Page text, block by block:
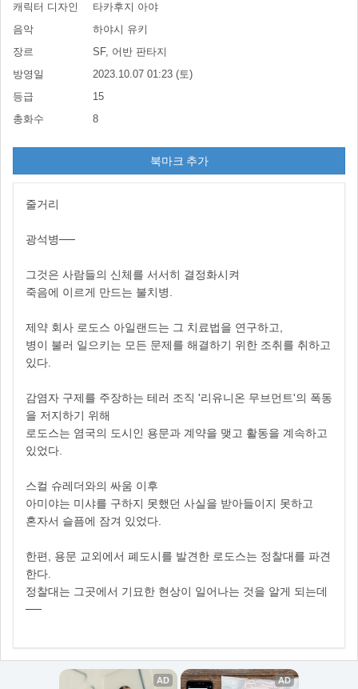
캐릭터 디자인
타카후지 아야
음악
하야시 유키
장르
SF, 어반 판타지
방영일
2023.10.07 01:23 (토)
등급
15
총화수
8
북마크 추가
줄거리
광석병──
그것은 사람들의 신체를 서서히 결정화시켜
죽음에 이르게 만드는 불치병.
제약 회사 로도스 아일랜드는 그 치료법을 연구하고,
병이 불러 일으키는 모든 문제를 해결하기 위한 조취를 취하고
있다.
감염자 구제를 주장하는 테러 조직 '리유니온 무브먼트'의 폭동
을 저지하기 위해
로도스는 염국의 도시인 용문과 계약을 맺고 활동을 계속하고
있었다.
스컬 슈레더와의 싸움 이후
아미야는 미샤를 구하지 못했던 사실을 받아들이지 못하고
혼자서 슬픔에 잠겨 있었다.
한편, 용문 교외에서 폐도시를 발견한 로도스는 정찰대를 파견
한다.
정찰대는 그곳에서 기묘한 현상이 일어나는 것을 알게 되는데
──